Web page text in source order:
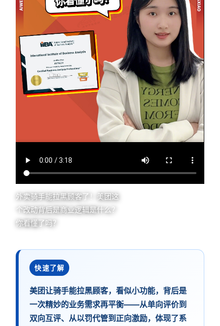
外卖骑手能拉黑顾客了！美团这
个改动背后是商业逻辑是什么？
你看懂了吗？
快速了解
美团让骑手能拉黑顾客，看似小功能，背后是
一次精妙的业务需求再平衡——从单向评价到
双向互评、从以罚代管到正向激励，体现了系